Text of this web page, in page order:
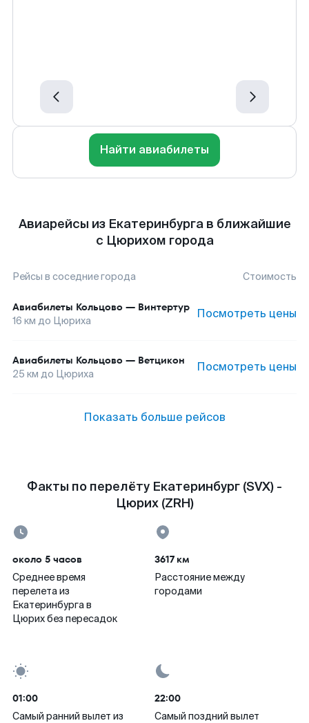
Найти авиабилеты
Авиарейсы из Екатеринбурга в ближайшие
с Цюрихом города
Рейсы в соседние города Стоимость
Авиабилеты Кольцово — Винтертур
16 км до Цюриха Посмотреть цены
Авиабилеты Кольцово — Ветцикон
25 км до Цюриха Посмотреть цены
Показать больше рейсов
Факты по перелёту Екатеринбург (SVX) -
Цюрих (ZRH)
около 5 часов
Среднее время
перелета из
Екатеринбурга в
Цюрих без пересадок
3617 км
Расстояние между
городами
01:00
Самый ранний вылет из
22:00
Самый поздний вылет